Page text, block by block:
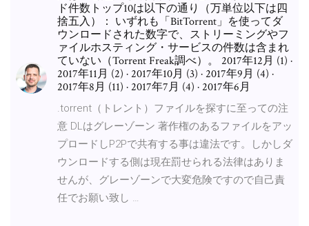
ド件数トップ10は以下の通り（万単位以下は四
捨五入）： いずれも「BitTorrent」を使ってダ
ウンロードされた数字で、ストリーミングやフ
ァイルホスティング・サービスの件数は含まれ
ていない（Torrent Freak調べ）。 2017年12月 (1) ·
2017年11月 (2) · 2017年10月 (3) · 2017年9月 (4) ·
2017年8月 (11) · 2017年7月 (4) · 2017年6月
.torrent（トレント）ファイルを探すに至っての注
意 DLはグレーゾーン 著作権のあるファイルをアッ
プロードしP2Pで共有する事は違法です。しかしダ
ウンロードする側は現在罰せられる法律はありま
せんが、グレーゾーンで大変危険ですので自己責
任でお願い致し …